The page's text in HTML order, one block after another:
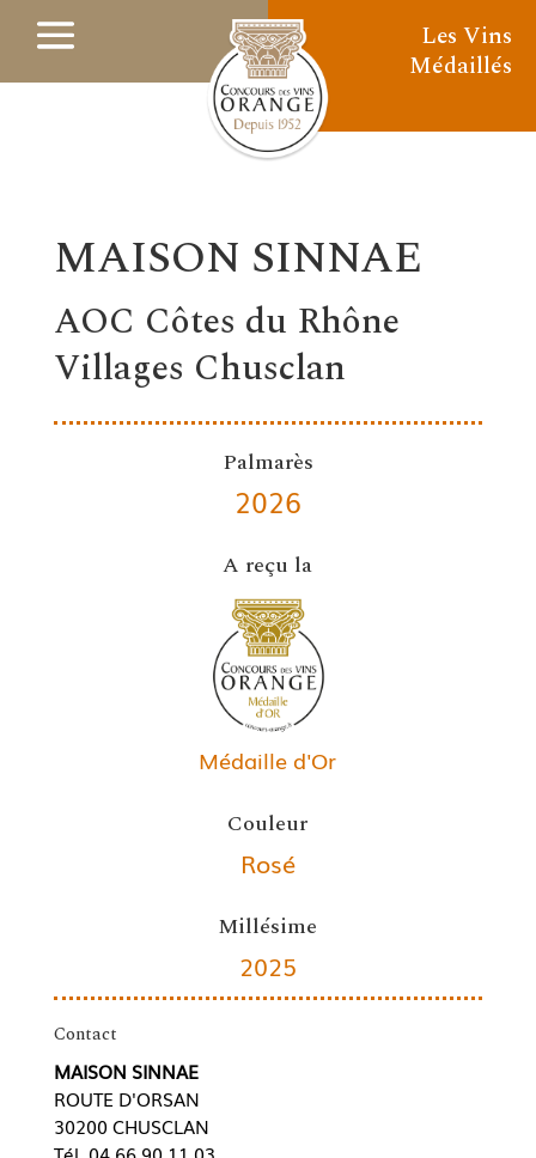
Les Vins
Médaillés
MAISON SINNAE
AOC Côtes du Rhône
Villages Chusclan
Palmarès
2026
A reçu la
Médaille d'Or
Couleur
Rosé
Millésime
2025
Contact
MAISON SINNAE
ROUTE D'ORSAN
30200 CHUSCLAN